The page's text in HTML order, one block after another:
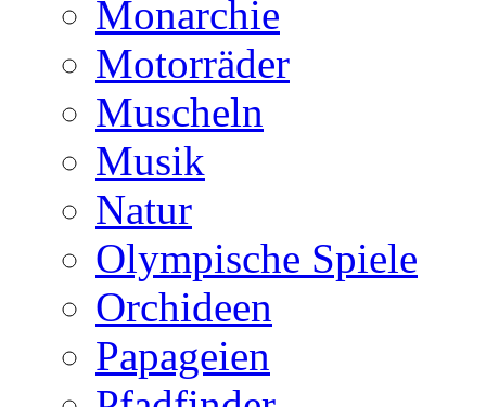
Monarchie
Motorräder
Muscheln
Musik
Natur
Olympische Spiele
Orchideen
Papageien